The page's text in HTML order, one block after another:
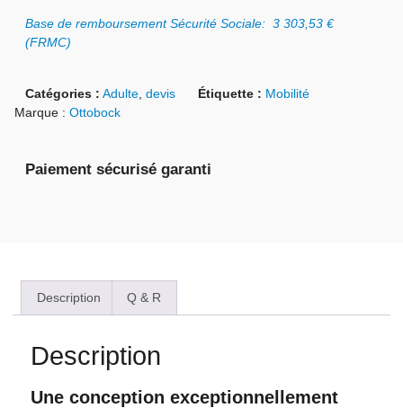
Base de remboursement Sécurité Sociale: 3 303,53 €
(FRMC)
Catégories : Adulte devis Étiquette : Mobilité
Marque : Ottobock
Paiement sécurisé garanti
Description Q & R
Description
Une conception exceptionnellement